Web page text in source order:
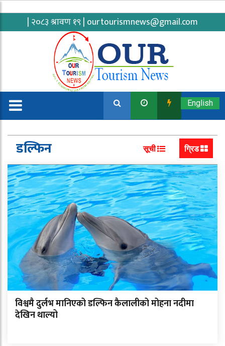
| २०८३ श्रावण १९ | ourtourismnews@gmail.com
English
डल्फिन सूची ग्रिड
विश्वमै दुर्लभ मानिएको डल्फिन कैलालीको मोहना नदीमा
देखिन थाल्यो